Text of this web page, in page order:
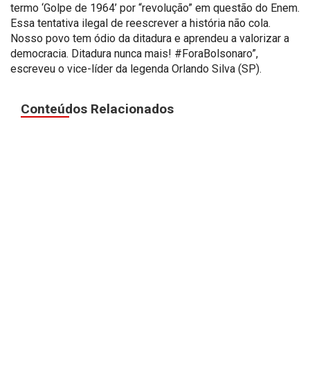
termo ‘Golpe de 1964’ por “revolução” em questão do Enem.
Essa tentativa ilegal de reescrever a história não cola.
Nosso povo tem ódio da ditadura e aprendeu a valorizar a
democracia. Ditadura nunca mais! #ForaBolsonaro”,
escreveu o vice-líder da legenda Orlando Silva (SP).
Conteúdos Relacionados